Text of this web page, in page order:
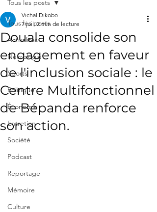
Tous les posts
Actualités
Nécrologie
Sports
Politique
Économie
Entretien
Société
Podcast
Reportage
Mémoire
Culture
Tous les posts
Douala consolide son
engagement en faveur
de l'inclusion sociale : le
Centre Multifonctionnel
de Bépanda renforce
son action.
Vichal Dikobo
7 juil. 2 min de lecture